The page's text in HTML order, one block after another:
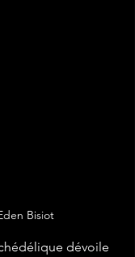
Bisiot
dévoile